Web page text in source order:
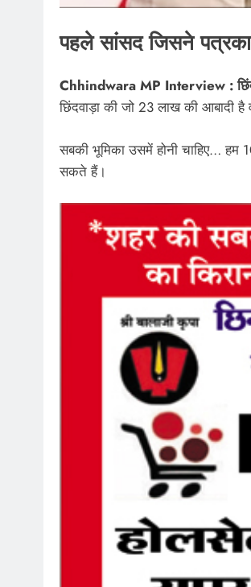
पहले सांसद जिसने
Chhindwara MP Interview :
छिंदवाड़ा की जो 23 लाख की आबादी
सबकी भूमिका उसमें होनी चाहिए… हम
सकते हैं।